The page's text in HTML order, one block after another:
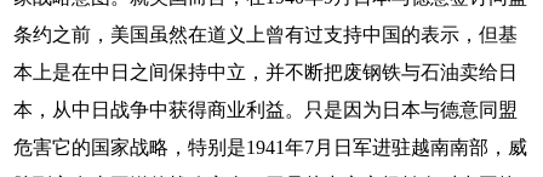
条约之前，美国虽然在道义上曾有过支持中国的表示，但基
本上是在中日之间保持中立，并不断把废钢铁与石油卖给日
本，从中日战争中获得商业利益。只是因为日本与德意同盟
危害它的国家战略，特别是1941年7月日军进驻越南南部，威